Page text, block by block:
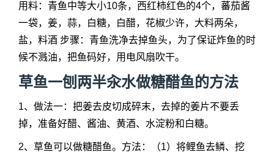
用料：青鱼中等大小10条，西红柿红色的4个，蕃茄酱
一袋，姜，蒜，白糖，白醋，花椒少许，大料两朵，
盐，料酒 步骤：青鱼洗净去掉鱼头，为了保证炸鱼的时
候不溅油，把鱼码好，用电风扇吹干。
草鱼一刨两半汆水做糖醋鱼的方法
1、做法一：把姜去皮切成碎末，去掉的姜片不要丢
掉，准备好醋、酱油、黄酒、水淀粉和白糖。
2、草鱼可以做糖醋鱼。方法：（1）将鲤鱼去鳞、挖